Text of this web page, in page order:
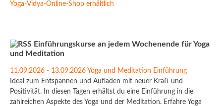
Yoga-Vidya-Online-Shop erhältlich
Einführungskurse an jedem Wochenende für Yoga
und Meditation
11.09.2026 - 13.09.2026 Yoga und Meditation Einführung
Ideal zum Entspannen und Aufladen mit neuer Kraft und
Positivität. In diesen Tagen erhältst du eine Einführung in die
zahlreichen Aspekte des Yoga und der Meditation. Erfahre Yoga